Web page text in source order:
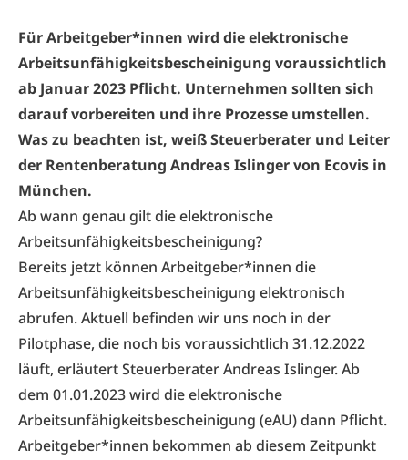
Für Arbeitgeber*innen wird die elektronische
Arbeitsunfähigkeitsbescheinigung voraussichtlich
ab Januar 2023 Pflicht. Unternehmen sollten sich
darauf vorbereiten und ihre Prozesse umstellen.
Was zu beachten ist, weißSteuerberater und Leiter
der Rentenberatung Andreas Islinger von Ecovis in
München.
Ab wann genau gilt die elektronische
Arbeitsunfähigkeitsbescheinigung?
Bereits jetzt können Arbeitgeber*innen die
Arbeitsunfähigkeitsbescheinigung elektronisch
abrufen. Aktuell befinden wir uns noch in der
Pilotphase, die noch bis voraussichtlich 31.12.2022
läuft, erläutert Steuerberater Andreas Islinger. Ab
dem 01.01.2023 wird die elektronische
Arbeitsunfähigkeitsbescheinigung (eAU) dann Pflicht.
Arbeitgeber*innen bekommen ab diesem Zeitpunkt